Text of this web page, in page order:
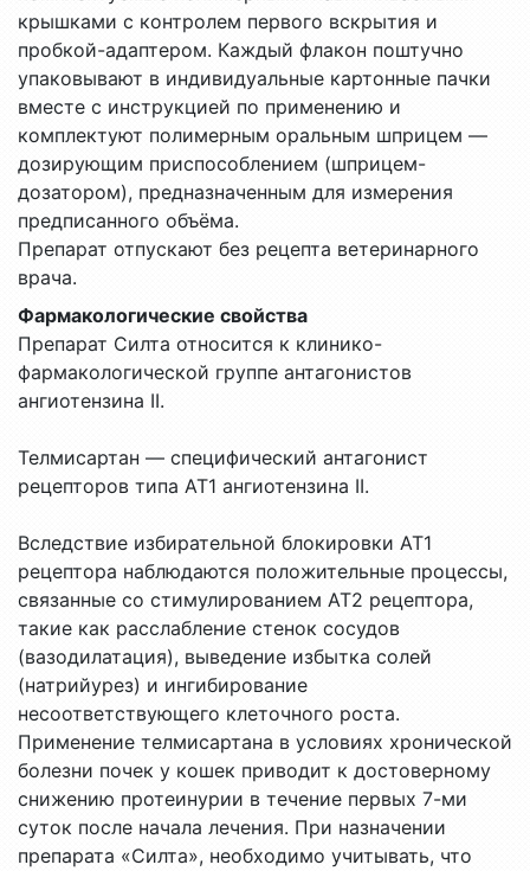
крышками с контролем первого вскрытия и
пробкой-адаптером. Каждый флакон поштучно
упаковывают в индивидуальные картонные пачки
вместе с инструкцией по применению и
комплектуют полимерным оральным шприцем —
дозирующим приспособлением (шприцем-
дозатором), предназначенным для измерения
предписанного объёма.
Препарат отпускают без рецепта ветеринарного
врача.
Фармакологические свойства
Препарат Силта относится к клинико-
фармакологической группе антагонистов
ангиотензина II.
Телмисартан — специфический антагонист
рецепторов типа АТ1 ангиотензина II.
Вследствие избирательной блокировки АТ1
рецептора наблюдаются положительные процессы,
связанные со стимулированием АТ2 рецептора,
такие как расслабление стенок сосудов
(вазодилатация), выведение избытка солей
(натрийурез) и ингибирование
несоответствующего клеточного роста.
Применение телмисартана в условиях хронической
болезни почек у кошек приводит к достоверному
снижению протеинурии в течение первых 7-ми
суток после начала лечения. При назначении
препарата «Силта», необходимо учитывать, что